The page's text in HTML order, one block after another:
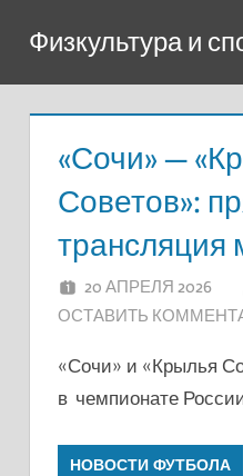
содержимому
Физкультура и
«Сочи» —
Советов»:
трансляция
20 АПРЕЛЯ 2026
ОСТАВИТЬ
«Сочи» и «Крылья
в чемпионате
НОВОСТИ ФУТБОЛА